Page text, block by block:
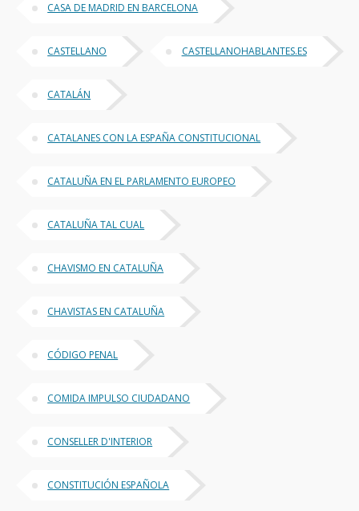
CASA DE MADRID EN BARCELONA
CASTELLANO CASTELLANOHABLANTES.ES
CATALÁN
CATALANES CON LA ESPAÑA CONSTITUCIONAL
CATALUÑA EN EL PARLAMENTO EUROPEO
CATALUÑA TAL CUAL
CHAVISMO EN CATALUÑA
CHAVISTAS EN CATALUÑA
CÓDIGO PENAL
COMIDA IMPULSO CIUDADANO
CONSELLER D'INTERIOR
CONSTITUCIÓN ESPAÑOLA